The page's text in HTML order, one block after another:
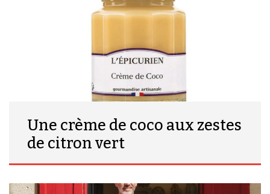
Une crème de coco aux zestes
de citron vert